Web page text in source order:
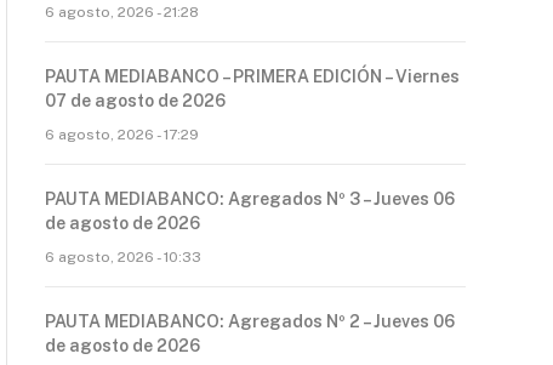
6 agosto, 2026 - 21:28
PAUTA MEDIABANCO – PRIMERA EDICIÓN – Viernes
07 de agosto de 2026
6 agosto, 2026 - 17:29
PAUTA MEDIABANCO: Agregados Nº 3 – Jueves 06
de agosto de 2026
6 agosto, 2026 - 10:33
PAUTA MEDIABANCO: Agregados Nº 2 – Jueves 06
de agosto de 2026